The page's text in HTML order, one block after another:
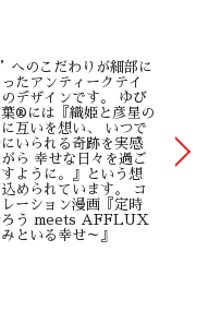
。 ダイヤモンド／世界
ります。この鑑定は、
が発行していますの
レードダウンすること
は、G.I.A.が定めた基準
に必要ありません。ま
品質で 輝きにこだわっ
おります。メレダイヤモ
い。着け心地／指輪の
」を採用し、 初めて指
へのこだわりが細部に
たアンティークテイ
のデザインです。 ゆび
葉®には『織姫と彦星の
に互いを想い、 いつで
にいられる奇跡を実感
がら 幸せな日々を過ご
ように。』という想
められています。
コ
レーション漫画『定時
ろう meets AFFLUX
といる幸せ～』